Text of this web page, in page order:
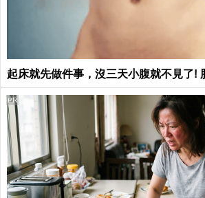
起床就先做件事，沒三天小腹就不見了!
PR